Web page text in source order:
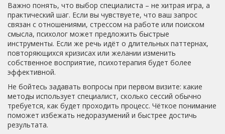
Важно понять, что выбор специалиста – не хитрая игра, а
практический шаг. Если вы чувствуете, что ваш запрос
связан с отношениями, стрессом на работе или поиском
смысла, психолог может предложить быстрые
инструменты. Если же речь идёт о длительных паттернах,
повторяющихся кризисах или желании изменить
собственное восприятие, психотерапия будет более
эффективной.
Не бойтесь задавать вопросы при первом визите: какие
методы использует специалист, сколько сессий обычно
требуется, как будет проходить процесс. Чёткое понимание
поможет избежать недоразумений и быстрее достичь
результата.